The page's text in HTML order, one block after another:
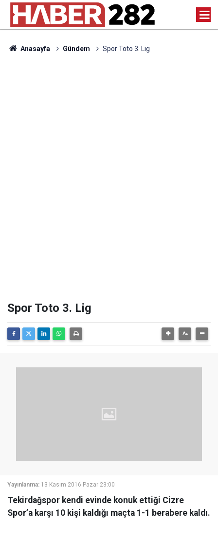
Anasayfa Gündem Spor Toto 3. Lig
Spor Toto 3. Lig
Yayınlanma: 13 Kasım 2016 Pazar 23:00
Tekirdağspor kendi evinde konuk ettiği Cizre
Spor’a karşı 10 kişi kaldığı maçta 1-1 berabere kaldı.